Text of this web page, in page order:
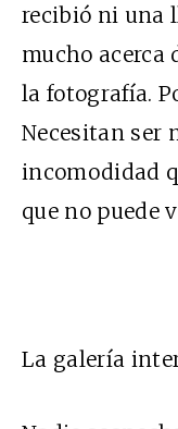
recibió ni una
mucho acerca
la fotografía.
Necesitan ser
incomodidad
que no puede
La galería